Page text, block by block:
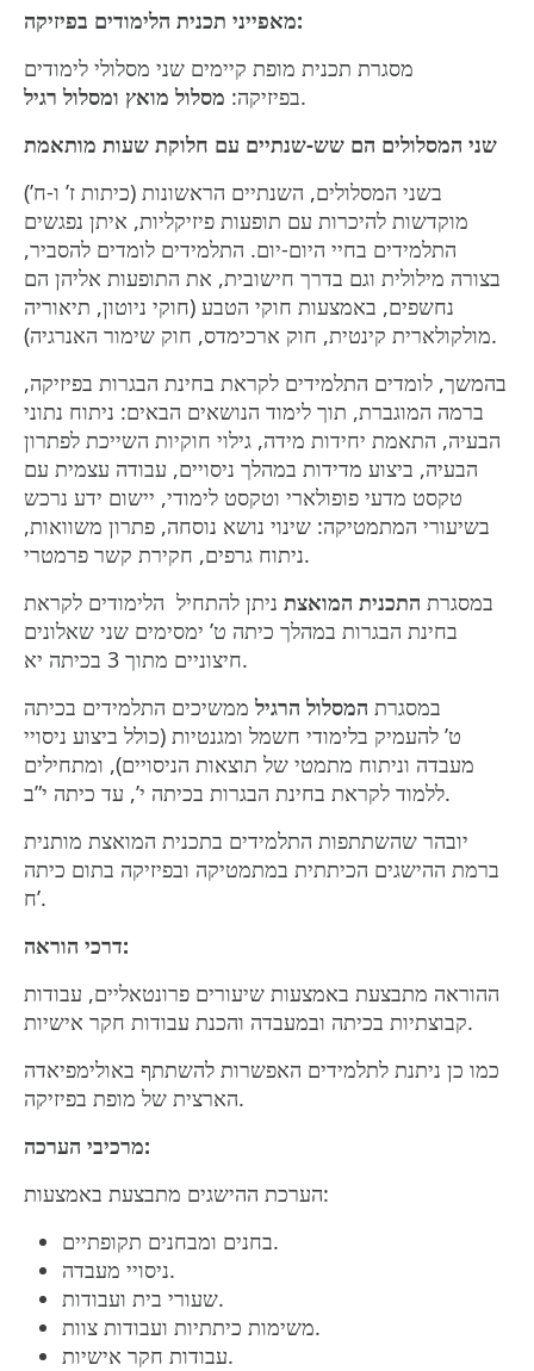
מאפייני תכנית הלימודים בפיזיקה:
מסגרת תכנית מופת קיימים שני מסלולי לימודים
בפיזיקה: מסלול מואץ ומסלול רגיל
.
שני המסלולים הם שש-שנתיים עם חלוקת שעות מותאמת
בשני המסלולים, השנתיים הראשונות (כיתות ז’ ו-ח’)
מוקדשות להיכרות עם תופעות פיזיקליות, איתן נפגשים
התלמידים בחיי היום-יום. התלמידים לומדים להסביר,
בצורה מילולית וגם בדרך חישובית, את התופעות אליהן הם
נחשפים, באמצעות חוקי הטבע (חוקי ניוטון, תיאוריה
מולקולארית קינטית, חוק ארכימדס, חוק שימור האנרגיה).
בהמשך, לומדים התלמידים לקראת בחינת הבגרות בפיזיקה,
ברמה המוגברת, תוך לימוד הנושאים הבאים: ניתוח נתוני
הבעיה, התאמת יחידות מידה, גילוי חוקיות השייכת לפתרון
הבעיה, ביצוע מדידות במהלך ניסויים, עבודה עצמית עם
טקסט מדעי פופולארי וטקסט לימודי, יישום ידע נרכש
בשיעורי המתמטיקה: שינוי נושא נוסחה, פתרון משוואות,
ניתוח גרפים, חקירת קשר פרמטרי.
במסגרת התכנית המואצת ניתן להתחיל הלימודים לקראת
בחינת הבגרות במהלך כיתה ט’ ימסימים שני שאלונים
חיצוניים מתוך 3 בכיתה יא.
במסגרת המסלול הרגילממשיכים התלמידים בכיתה
ט’ להעמיק בלימודי חשמל ומגנטיות (כולל ביצוע ניסויי
מעבדה וניתוח מתמטי של תוצאות הניסויים), ומתחילים
ללמוד לקראת בחינת הבגרות בכיתה י’, עד כיתה י”ב.
יובהר שהשתתפות התלמידים בתכנית המואצת מותנית
ברמת ההישגים הכיתתית במתמטיקה ובפיזיקה בתום כיתה
ח’.
דרכי הוראה:
ההוראה מתבצעת באמצעות שיעורים פרונטאליים, עבודות
קבוצתיות בכיתה ובמעבדה והכנת עבודות חקר אישיות.
כמו כן ניתנת לתלמידים האפשרות להשתתף באולימפיאדה
הארצית של מופת בפיזיקה.
מרכיבי הערכה:
הערכת ההישגים מתבצעת באמצעות:
בחנים ומבחנים תקופתיים.
ניסויי מעבדה.
שעורי בית ועבודות.
משימות כיתתיות ועבודות צוות.
עבודות חקר אישיות.